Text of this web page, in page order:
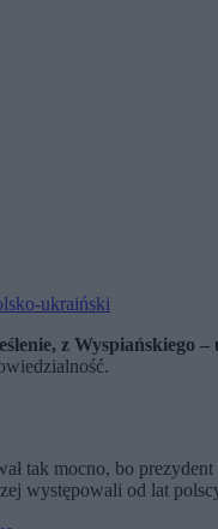
ukraiński
z Wyspiańskiego –
tak mocno, bo
występowali od lat